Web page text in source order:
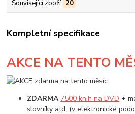
Související zboží 20
Kompletní specifikace
AKCE NA TENTO
ZDARMA 7500 knih na DVD +
slovníky atd. (v elektronické